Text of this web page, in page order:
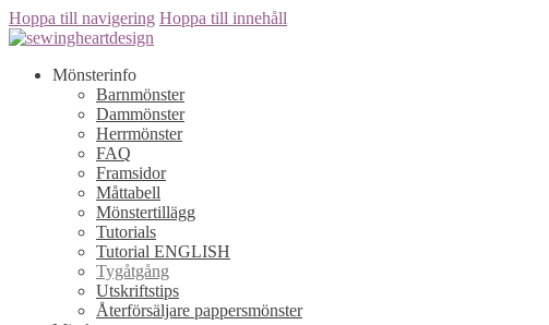
Hoppa till navigering Hoppa till innehåll
Mönsterinfo
Barnmönster
Dammönster
Herrmönster
FAQ
Framsidor
Måttabell
Mönstertillägg
Tutorials
Tutorial ENGLISH
Tygåtgång
Utskriftstips
Återförsäljare pappersmönster